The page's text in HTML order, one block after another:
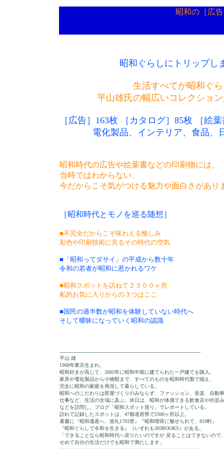
昭和の［広
昭和ぐらしにトリップし
生活すべてが昭和ぐ
平山雄氏の幅広いコレクショ
［広告］163枚 ［カタログ］85枚 ［絵
電化製品、インテリア、食品
昭和時代の広告や絵葉書などの印刷物には、
当時ではわからない、
今だからこそ気がつける魅力や面白さがあり
［昭和時代とモノを巡る随想］
■不完全だからこそ味わえる愉しみ
彩色や印刷技術に見るその時代の空気
■「昭和ってダサイ」の平成から数十年
令和の若者が昭和に惹かれるワケ
■昭和スポットを訪ねて２３００ヶ所
私的お気に入りからの３つはここ
■国民の過半数が昭和を体験していない時代へ
そして曖昧になっていく昭和の認識
----------------------------------------------------------------------------------------------
平山 雄
1968年東京生まれ。
昭和好きが高じて、2005年に昭和中期に建てられた一戸建てを購入。
家具や電化製品から小物類まで、すべてのものを昭和時代製で揃え、
完全に昭和の家庭を再現して暮らしている。
昭和へのこだわりは部屋づくりのみならず、ファッション、音楽、自動
仕事など、生活の全域に及ぶ。休日は、昭和が体感できる飲食店や街並み
などを訪問し、ブログ「昭和スポット巡り」でレポートしている。
訪れて記録したスポットは、47都道府県で2300ヶ所以上。
著書に『昭和遺産へ、巡礼1703景』『昭和喫茶に魅せられて、819軒』
『昭和ぐらしで令和を生きる』（いずれも303BOOKS）がある。
「できることなら昭和時代へ戻りたいのですが 戻ることはできないので
せめて自分の生活だけでも昭和で満たします」